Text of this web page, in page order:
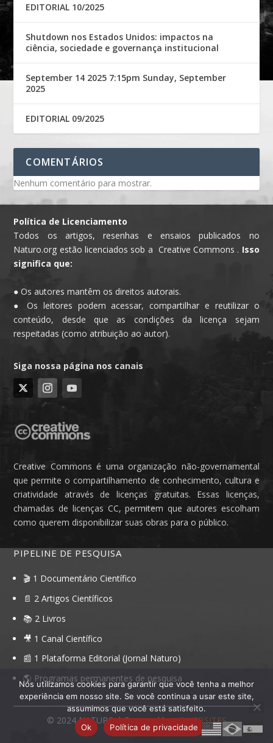
EDITORIAL 10/2025
Shutdown nos Estados Unidos: impactos na
ciência, sociedade e governança institucional
September 14 2025 7:15pm Sunday, September
2025
EDITORIAL 09/2025
COMENTÁRIOS
Nenhum comentário para mostrar.
Política de Licenciamento
Todos os artigos, resenhas e ensaios publicados no
Naturo.org estão licenciados sob a Creative Commons . Isso
significa que:
● Os autores mantêm os direitos autorais.
● Os leitores podem acessar, compartilhar e reutilizar o
conteúdo, desde que as condições da licença sejam
respeitadas (como atribuição ao autor).
Siga nossa página nos canais
Creative Commons é uma organização não-governamental
que permite o compartilhamento de conhecimento, cultura e
criatividade através de licenças gratuitas. Essas licenças,
chamadas de licenças CC, permitem que autores escolham
como querem disponibilizar suas obras para o público.
PIPELINE DE PESQUISA
🎬 1 Documentário Científico
📄 2 Artigos Científicos
📚 2 Livros
🎥 1 Canal Científico
📰 1 Plataforma Editorial (Jornal Naturo)
🌎 Programas permanentes de pesquisa
© 2024NATURO| Powered byUPWEBSITES
Nós utilizamos cookies para garantir que você tenha a melhor
experiência em nosso site. Se você continua a usar este site,
assumimos que você está satisfeito.
Ok
Política de privacidade